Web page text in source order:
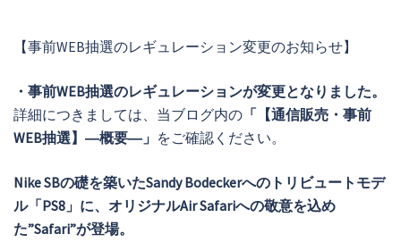
【事前WEB抽選のレギュレーション変更のお知らせ】
・事前WEB抽選のレギュレーションが変更となりました。
詳細につきましては、当ブログ内の 「【通信販売・事前
WEB抽選】―概要―」 をご確認ください。
Nike SBの礎を築いたSandy Bodeckerへのトリビュートモデ
ル「PS8」に、オリジナルAir Safariへの敬意を込め
た”Safari”が登場。